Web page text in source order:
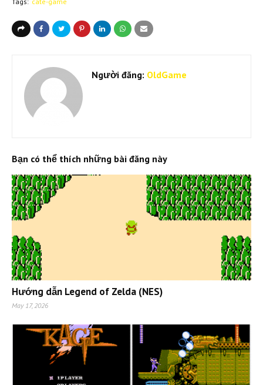
Người đăng: OldGame
Bạn có thể thích những bài đăng này
Hướng dẫn Legend of Zelda (NES)
May 17, 2026